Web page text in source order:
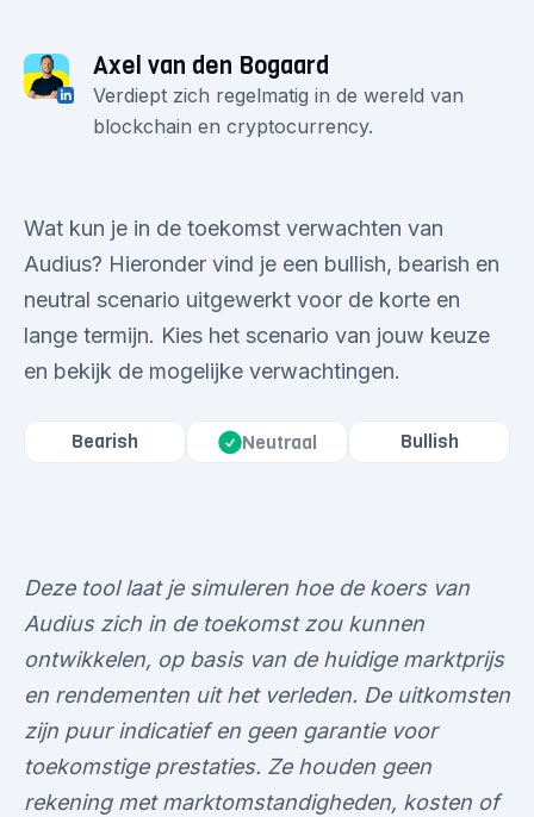
Axel van den Bogaard
Verdiept zich regelmatig in de wereld van
blockchain en cryptocurrency.
Wat kun je in de toekomst verwachten van
Audius? Hieronder vind je een bullish, bearish en
neutral scenario uitgewerkt voor de korte en
lange termijn. Kies het scenario van jouw keuze
en bekijk de mogelijke verwachtingen.
Bearish Neutraal Bullish
Deze tool laat je simuleren hoe de koers van
Audius zich in de toekomst zou kunnen
ontwikkelen, op basis van de huidige marktprijs
en rendementen uit het verleden. De uitkomsten
zijn puur indicatief en geen garantie voor
toekomstige prestaties. Ze houden geen
rekening met marktomstandigheden, kosten of